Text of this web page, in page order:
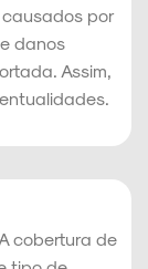
por
danos
Assim,
cobertura de